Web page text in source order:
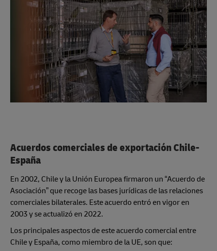
Acuerdos comerciales de exportación Chile-
España
En 2002, Chile y la Unión Europea firmaron un “Acuerdo de
Asociación” que recoge las bases jurídicas de las relaciones
comerciales bilaterales. Este acuerdo entró en vigor en
2003 y se actualizó en 2022.
Los principales aspectos de este acuerdo comercial entre
Chile y España, como miembro de la UE, son que: